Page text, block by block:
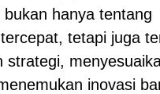
hanya tentang
tetapi juga
strategi,
inovasi